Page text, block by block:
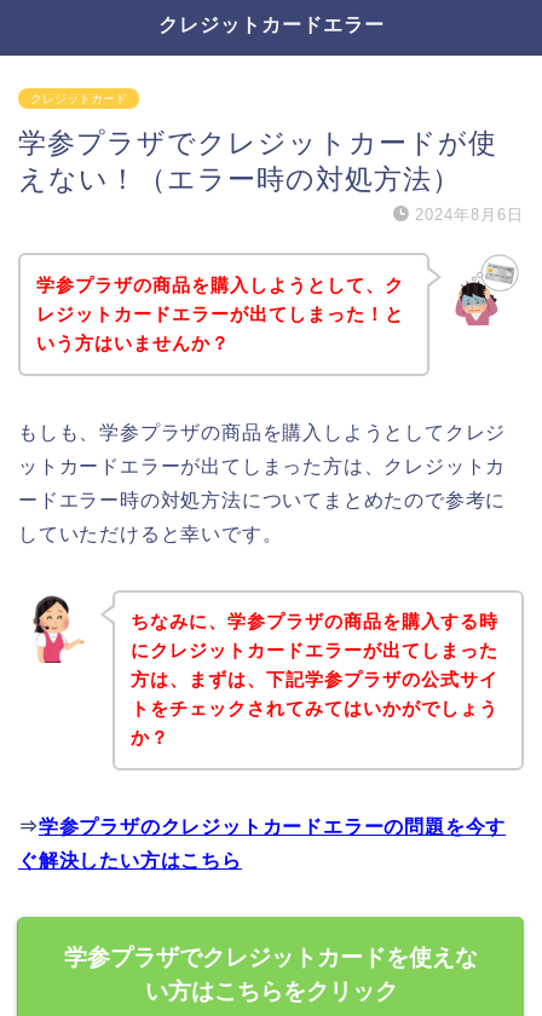
クレジットカードエラー
クレジットカード
学参プラザでクレジットカードが使
えない！（エラー時の対処方法）
2024年8月6日
学参プラザの商品を購入しようとして、ク
レジットカードエラーが出てしまった！と
いう方はいませんか？
もしも、学参プラザの商品を購入しようとしてクレジ
ットカードエラーが出てしまった方は、クレジットカ
ードエラー時の対処方法についてまとめたので参考に
していただけると幸いです。
ちなみに、学参プラザの商品を購入する時
にクレジットカードエラーが出てしまった
方は、まずは、下記学参プラザの公式サイ
トをチェックされてみてはいかがでしょう
か？
⇒学参プラザのクレジットカードエラーの問題を今す
ぐ解決したい方はこちら
学参プラザでクレジットカードを使えな
い方はこちらをクリック